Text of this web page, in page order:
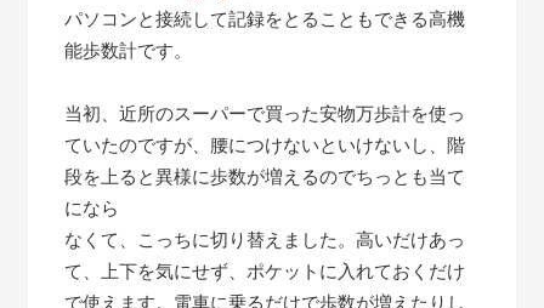
パソコンと接続して記録をとることもできる高機
能歩数計です。
当初、近所のスーパーで買った安物万歩計を使っ
ていたのですが、腰につけないといけないし、階
段を上ると異様に歩数が増えるのでちっとも当て
になら
なくて、こっちに切り替えました。高いだけあっ
て、上下を気にせず、ポケットに入れておくだけ
で使えます。電車に乗るだけで歩数が増えたりし